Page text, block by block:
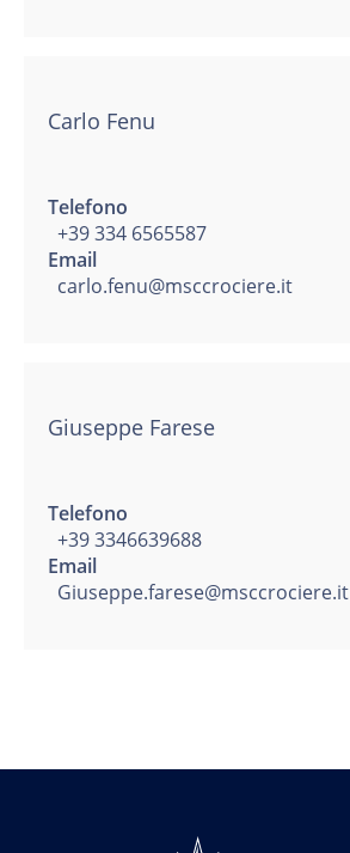
Carlo Fenu
Telefono
+39 334 6565587
Email
carlo.fenu@msccrociere.it
Giuseppe Farese
Telefono
+39 3346639688
Email
Giuseppe.farese@msccrociere.it